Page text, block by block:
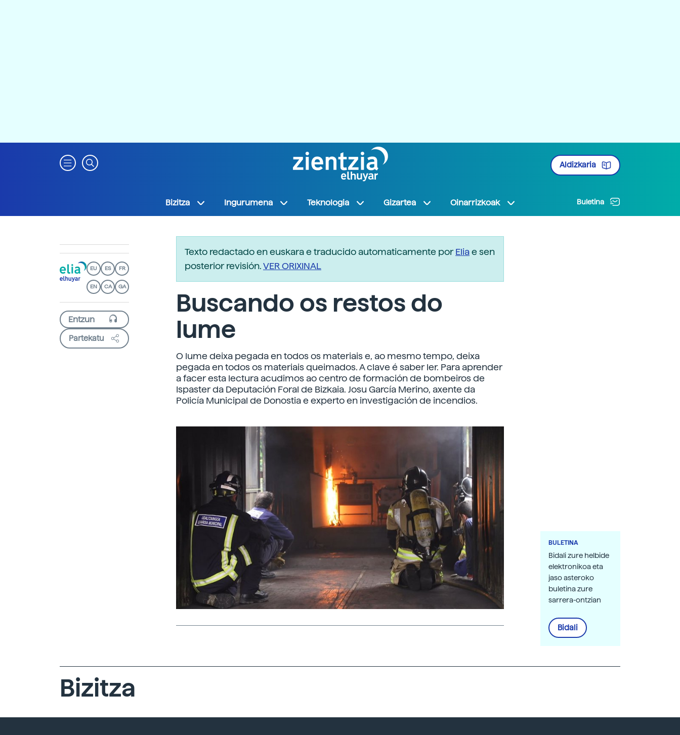
Aldizkaria
Bizitza Ingurumena Teknologia Gizartea Oinarrizkoak Buletina
EU ES FR
EN CA GA
Partekatu
Texto redactado en euskara e traducido automaticamente porEliae sen
posterior revisión.VER ORIXINAL
Buscando os restos do
lume
O lume deixa pegada en todos os materiais e, ao mesmo tempo, deixa
pegada en todos os materiais queimados. A clave é saber ler. Para aprender
a facer esta lectura acudimos ao centro de formación de bombeiros de
Ispaster da Deputación Foral de Bizkaia. Josu García Merino, axente da
Policía Municipal de Donostia e experto en investigación de incendios.
BULETINA
Bidali zure helbide
elektronikoa eta
jaso asteroko
buletina zure
sarrera-ontzian
Bidali
Bizitza